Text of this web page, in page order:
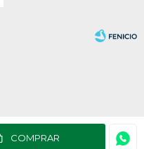
COMPRAR
Fenicio